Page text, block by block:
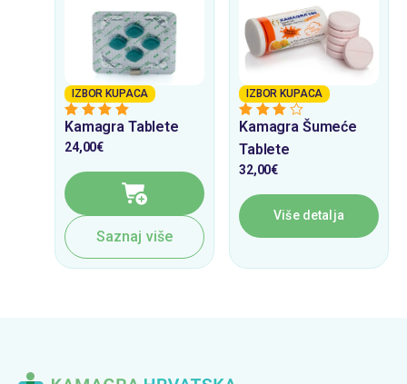
IZBOR KUPACA
4from 5
Kamagra Tablete
24,00€
Saznaj više
IZBOR KUPACA
3from 5
Kamagra Šumeće
Tablete
32,00€
Više detalja